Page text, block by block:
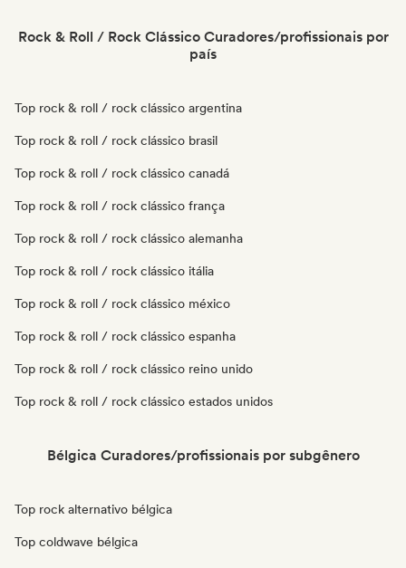
Rock & Roll / Rock Clássico Curadores/profissionais por
país
Top rock & roll / rock clássico argentina
Top rock & roll / rock clássico brasil
Top rock & roll / rock clássico canadá
Top rock & roll / rock clássico frança
Top rock & roll / rock clássico alemanha
Top rock & roll / rock clássico itália
Top rock & roll / rock clássico méxico
Top rock & roll / rock clássico espanha
Top rock & roll / rock clássico reino unido
Top rock & roll / rock clássico estados unidos
Bélgica Curadores/profissionais por subgênero
Top rock alternativo bélgica
Top coldwave bélgica